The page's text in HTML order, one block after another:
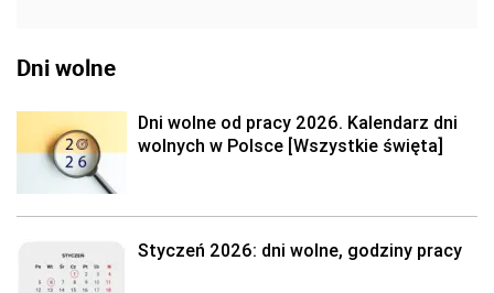
Dni wolne
Dni wolne od pracy 2026. Kalendarz dni
wolnych w Polsce [Wszystkie święta]
Styczeń 2026: dni wolne, godziny pracy